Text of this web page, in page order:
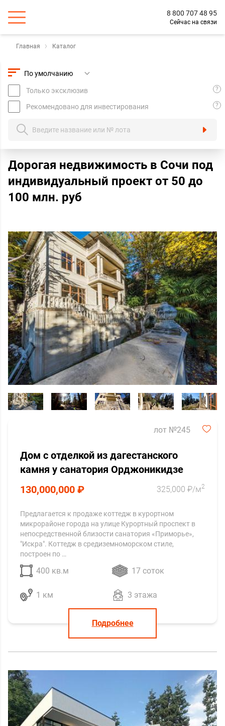
8 800 707 48 95
Сейчас на связи
Главная Каталог
Только эксклюзив ?
Рекомендовано для инвестирования ?
Дорогая недвижимость в Сочи под
индивидуальный проект oт 50 до
100 млн. руб
лот №245
Дом с отделкой из дагестанского
камня у санатория Орджоникидзе
130,000,000 ₽
325,000 ₽/м2
Предлагается к продаже коттедж в курортном
микрорайоне города на улице Курортный проспект в
непосредственной близости санатория «Приморье»,
"Искра". Коттедж в средиземноморском стиле,
построен по …
400 кв.м 17 соток
1 км 3 этажа
Подробнее